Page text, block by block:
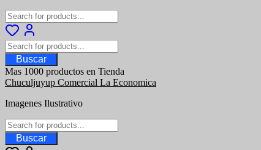
Buscar
Mas 1000 productos en Tienda
Chuculjuyup Comercial La Economica
Imagenes Ilustrativo
Buscar